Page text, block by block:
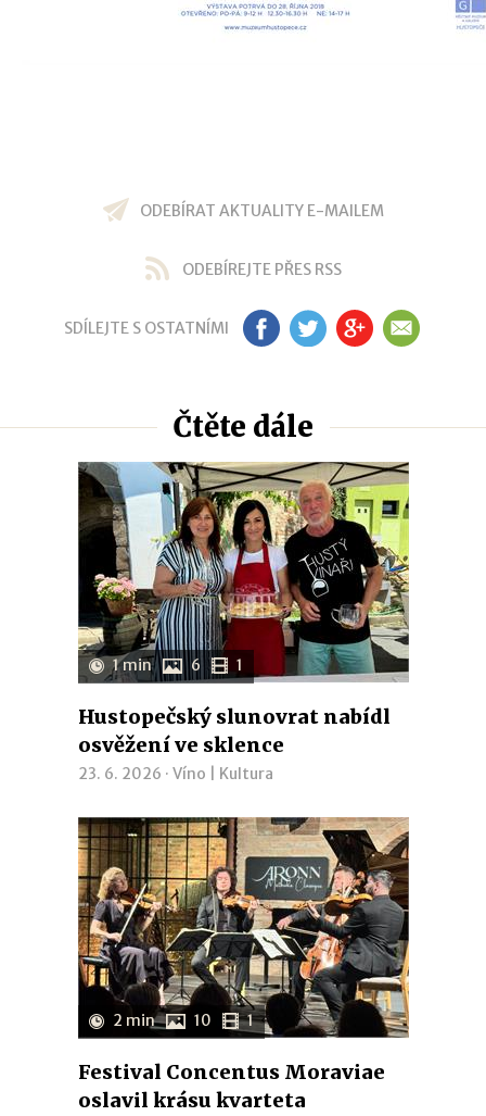
ODEBÍRAT AKTUALITY E-MAILEM
ODEBÍREJTE PŘES RSS
SDÍLEJTE S OSTATNÍMI FB TW GP EM
Čtěte dále
1 min 6 1
Hustopečský slunovrat nabídl
osvěžení ve sklence
23. 6. 2026 · Víno Kultura
2 min 10 1
Festival Concentus Moraviae
oslavil krásu kvarteta